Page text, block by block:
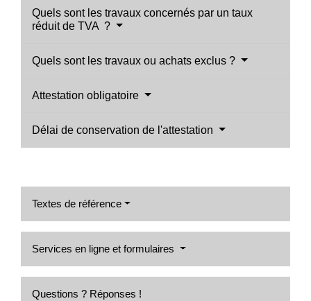
Quels sont les travaux concernés par un taux
réduit de TVA ?
Quels sont les travaux ou achats exclus ?
Attestation obligatoire
Délai de conservation de l'attestation
Textes de référence
Services en ligne et formulaires
Questions ? Réponses !